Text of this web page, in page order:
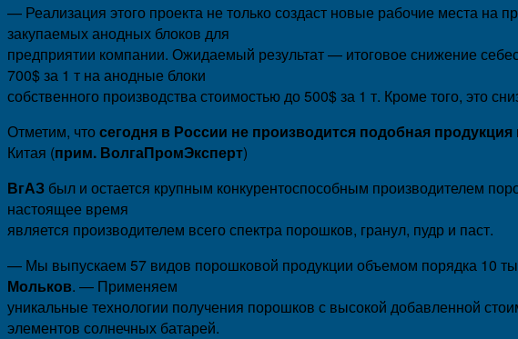
— Реализация этого проекта не только создаст новые рабочие места
закупаемых анодных блоков для
предприятии компании. Ожидаемый результат — итоговое снижение
700$ за 1 т на анодные блоки
собственного производства стоимостью до 500$ за 1 т. Кроме того, это
Отметим, чтосегодня в России не производится подобная продукция
Китая (прим. ВолгаПромЭксперт)
ВгАЗ был и остается крупным конкурентоспособным производителем
настоящее время
является производителем всего спектра порошков, гранул, пудр и паст.
— Мы выпускаем 57 видов порошковой продукции объемом порядка 10
Мольков. — Применяем
уникальные технологии получения порошков с высокой добавленной
элементов солнечных батарей.